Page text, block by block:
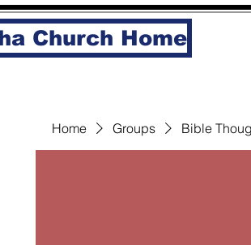
Home Groups Bible
Church Home